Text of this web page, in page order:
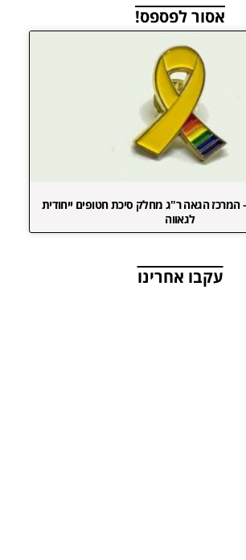
אסור לפספס!
המרכז הגאה ר"ג מחלק סיכת חטופים ייחודית
לגאווה
עקבו אחרינו